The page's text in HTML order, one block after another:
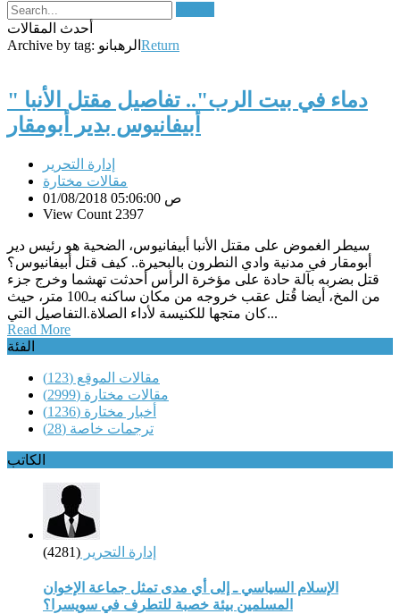
أحدث المقالات
Archive by tag: الرهبانو Return
" دماء في بيت الرب".. تفاصيل مقتل الأنبا
أبيفانيوس بدير أبومقار
إدارة التحرير
مقالات مختارة
01/08/2018 05:06:00 ص
View Count 2397
سيطر الغموض على مقتل الأنبا أبيفانيوس، الضحية هو رئيس دير
أبومقار في مدنية وادي النطرون بالبحيرة.. كيف قتل أبيفانيوس؟
قتل بضربه بآلة حادة على مؤخرة الرأس أحدثت تهشما وخرج جزء
من المخ، أيضا قُتل عقب خروجه من مكان ساكنه بـ100 متر، حيث
كان متجها للكنيسة لأداء الصلاة.التفاصيل التي...
Read More
الفئة
مقالات الموقع (123)
مقالات مختارة (2999)
أخبار مختارة (1236)
ترجمات خاصة (28)
الكاتب
إدارة التحرير (4281)
الإسلام السياسي ـ إلى أي مدى تمثل جماعة الإخوان
المسلمين بيئة خصبة للتطرف في سويسرا؟